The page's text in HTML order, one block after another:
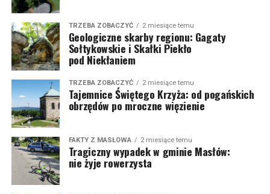
TRZEBA ZOBACZYĆ 2 miesiące temu
Geologiczne skarby regionu: Gagaty
Sołtykowskie i Skałki Piekło
pod Niekłaniem
TRZEBA ZOBACZYĆ 2 miesiące temu
Tajemnice Świętego Krzyża: od pogańskich
obrzędów po mroczne więzienie
FAKTY Z MASŁOWA 2 miesiące temu
Tragiczny wypadek w gminie Masłów:
nie żyje rowerzysta